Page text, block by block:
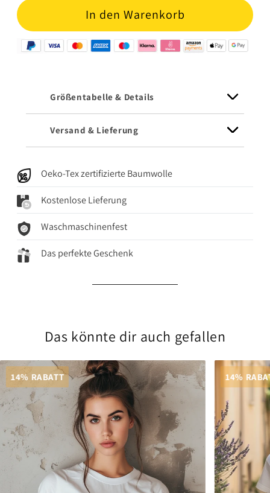
In den Warenkorb
Größentabelle & Details
Versand & Lieferung
Oeko-Tex zertifizierte Baumwolle
Kostenlose Lieferung
Waschmaschinenfest
Das perfekte Geschenk
Das könnte dir auch gefallen
14% RABATT 14%